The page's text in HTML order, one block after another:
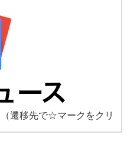
（遷移先で☆マークをクリ